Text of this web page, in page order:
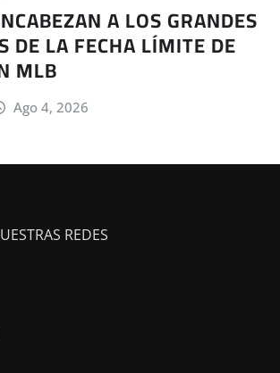
A LOS GRANDES
DE LA FECHA LÍMITE DE
MLB
Ago 4, 2026
REDES